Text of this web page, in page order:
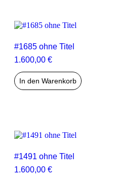
#1685 ohne Titel
1.600,00 €
In den Warenkorb
#1491 ohne Titel
1.600,00 €